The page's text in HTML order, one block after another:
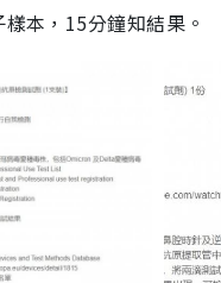
本，15分鐘知結果。